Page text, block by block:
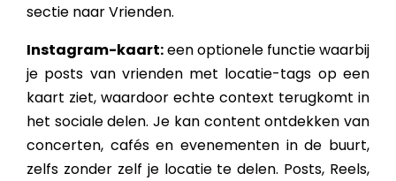
sectie naar Vrienden.
Instagram-kaart:een optionele functie waarbij
je posts van vrienden met locatie-tags op een
kaart ziet, waardoor echte context terugkomt in
het sociale delen. Je kan content ontdekken van
concerten, cafés en evenementen in de buurt,
zelfs zonder zelf je locatie te delen. Posts, Reels,